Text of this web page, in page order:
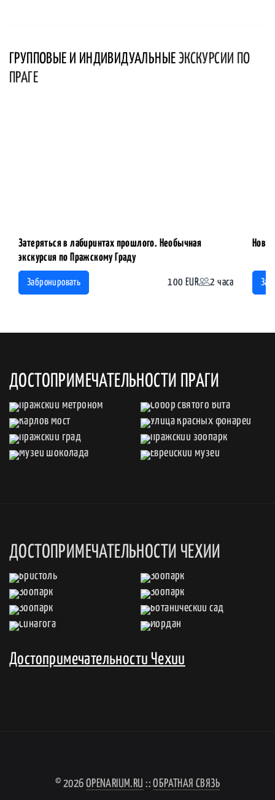
ГРУППОВЫЕ И ИНДИВИДУАЛЬНЫЕ ЭКСКУРСИИ ПО
ПРАГЕ
Затеряться в лабиринтах прошлого. Необычная
экскурсия по Пражскому Граду
Забронировать 100 EUR 2 часа
ДОСТОПРИМЕЧАТЕЛЬНОСТИ ПРАГИ
ДОСТОПРИМЕЧАТЕЛЬНОСТИ ЧЕХИИ
Достопримечательности Чехии
© 2026 OPENARIUM.RU ::ОБРАТНАЯ СВЯЗЬ